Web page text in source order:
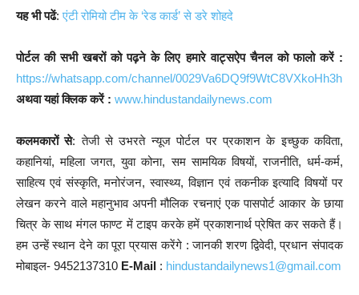
यह भी पढें:एंटी रोमियो टीम के ‘रेड कार्ड’ से डरे शोहदे
पोर्टल की सभी खबरों को पढ़ने के लिए हमारे वाट्सऐप चैनल को फालो करें :
https://whatsapp.com/channel/0029Va6DQ9f9WtC8VXkoHh3h
अथवा यहां क्लिक करें : www.hindustandailynews.com
कलमकारों से: तेजी से उभरते न्यूज पोर्टल पर प्रकाशन के इच्छुक कविता,
कहानियां, महिला जगत, युवा कोना, सम सामयिक विषयों, राजनीति, धर्म-कर्म,
साहित्य एवं संस्कृति, मनोरंजन, स्वास्थ्य, विज्ञान एवं तकनीक इत्यादि विषयों पर
लेखन करने वाले महानुभाव अपनी मौलिक रचनाएं एक पासपोर्ट आकार के छाया
चित्र के साथ मंगल फाण्ट में टाइप करके हमें प्रकाशनार्थ प्रेषित कर सकते हैं।
हम उन्हें स्थान देने का पूरा प्रयास करेंगे : जानकी शरण द्विवेदी, प्रधान संपादक
मोबाइल- 9452137310 E-Mail : hindustandailynews1@gmail.com